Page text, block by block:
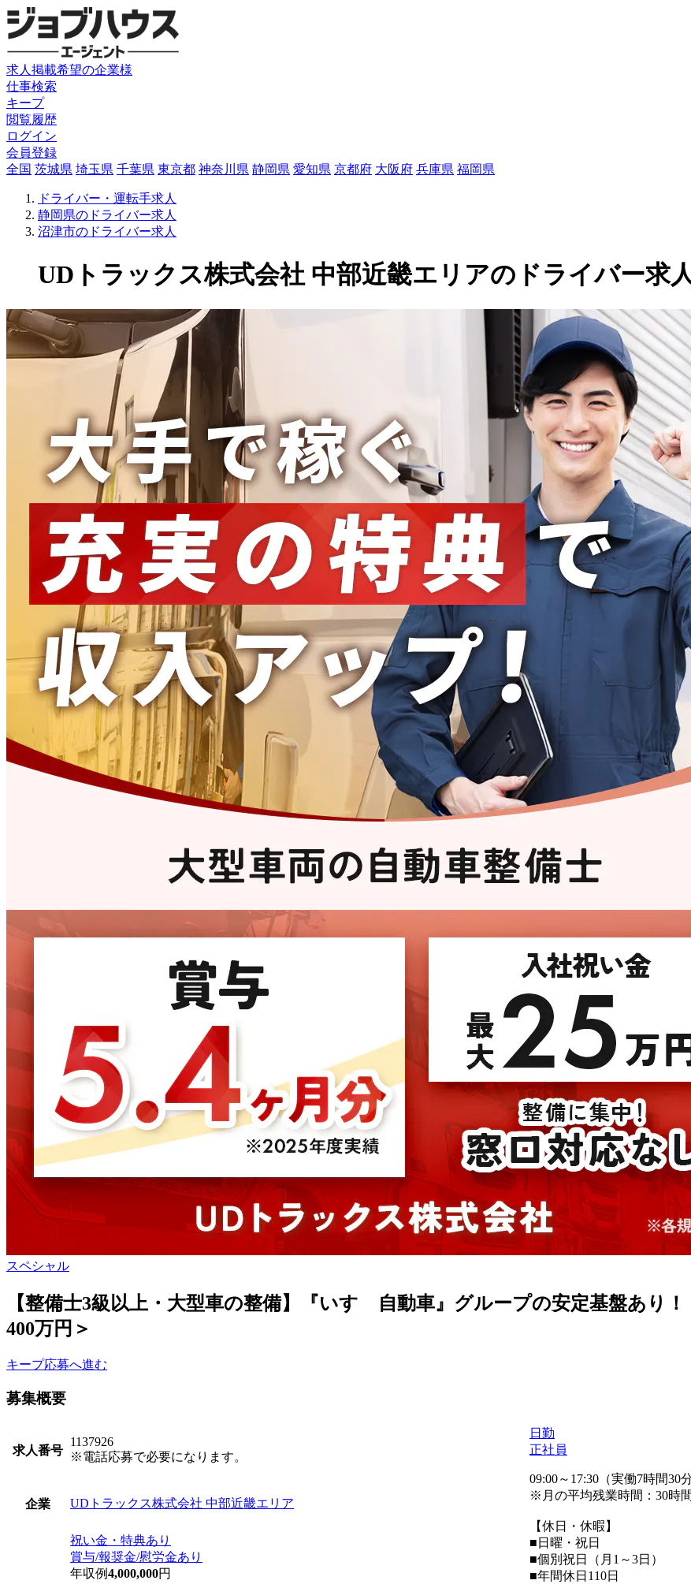
求人掲載希望の企業様
仕事検索
キープ
閲覧履歴
ログイン
会員登録
全国 茨城県 埼玉県 千葉県 東京都 神奈川県 静岡県 愛知県 京都府 大阪府 兵庫県 福岡県
ドライバー・運転手求人
静岡県のドライバー求人
沼津市のドライバー求人
UDトラックス株式会社 中部近畿エリアのドライバー求
スペシャル
【整備士3級以上・大型車の整備】『いすゞ自動車』グループの安定基盤あり
400万円＞
キープ応募へ進む
募集概要
求人番号
1137926
※電話応募で必要になります。
企業 UDトラックス株式会社 中部近畿エリア
祝い金・特典あり
賞与/報奨金/慰労金あり
年収例4,000,000円
日勤
正社員
09:00～17:30（実働7時間30分
※月の平均残業時間：30時
【休日・休暇】
■日曜・祝日
■個別祝日（月1～3日）
■年間休日110日